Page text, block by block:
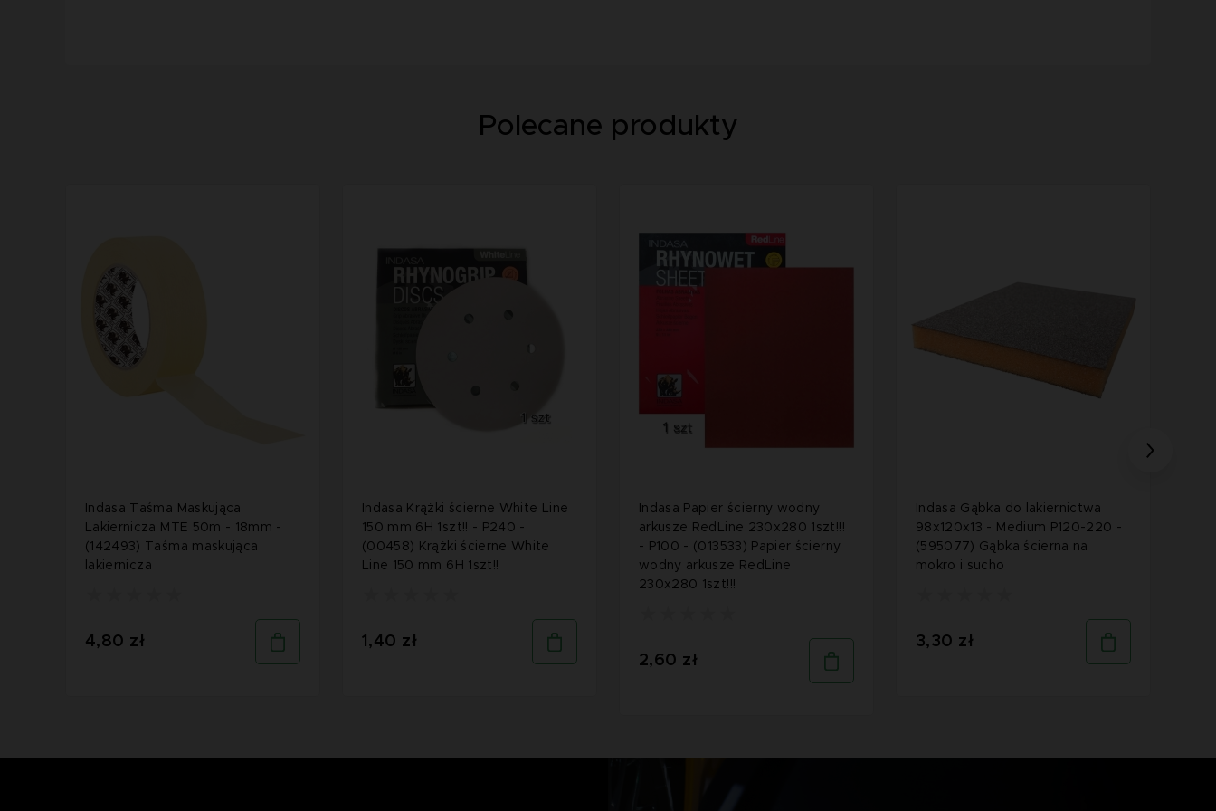
Polecane produkty
Indasa Taśma Maskująca
Lakiernicza MTE 50m - 18mm -
(142493) Taśma maskująca
lakiernicza
4,80 zł
Indasa Krążki ścierne White Line
150 mm 6H 1szt!! - P240 -
(00458) Krążki ścierne White
Line 150 mm 6H 1szt!!
1,40 zł
Indasa Papier ścierny wodny
arkusze RedLine 230x280 1szt!!!
- P100 - (013533) Papier ścierny
wodny arkusze RedLine
230x280 1szt!!!
2,60 zł
Indasa Gąbka do lakiernictwa
98x120x13 - Medium P120-220 -
(595077) Gąbka ścierna na
mokro i sucho
3,30 zł